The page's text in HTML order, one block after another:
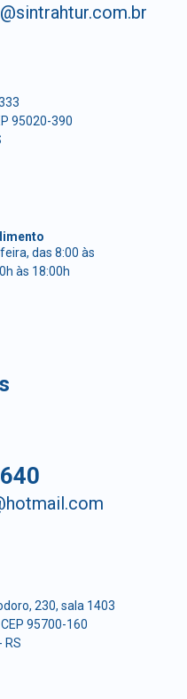
95020-390
das 8:00 às
às 18:00h
230, sala 1403
95700-160
RS